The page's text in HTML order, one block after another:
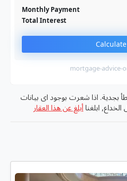
Monthly Payment
Total Interest
Calculate
mortgage-advice-
بجدية. اذا شعرت بوجود اى بيانات
ابلغنا أبلغ عن هذا العقار